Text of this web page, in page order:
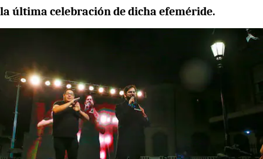
la última celebración de dicha efeméride.